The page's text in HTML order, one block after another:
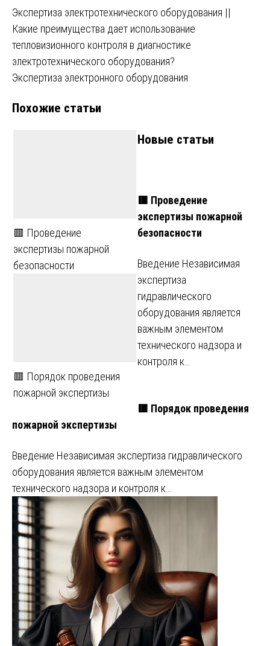
Навигация
по
записям
Экспертиза электротехнического оборудования ||
Какие преимущества дает использование
тепловизионного контроля в диагностике
электротехнического оборудования?
Экспертиза электронного оборудования
Похожие статьи
🟥 Проведение
экспертизы пожарной
безопасности
🟥 Порядок проведения
пожарной экспертизы
Новые статьи
🟥 Проведение
экспертизы пожарной
безопасности
Введение Независимая
экспертиза
гидравлического
оборудования является
важным элементом
технического надзора и
контроля к…
🟥 Порядок проведения
пожарной экспертизы
Введение Независимая экспертиза гидравлического
оборудования является важным элементом
технического надзора и контроля к…